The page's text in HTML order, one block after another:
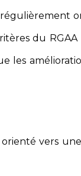
du RGAA
les
vers